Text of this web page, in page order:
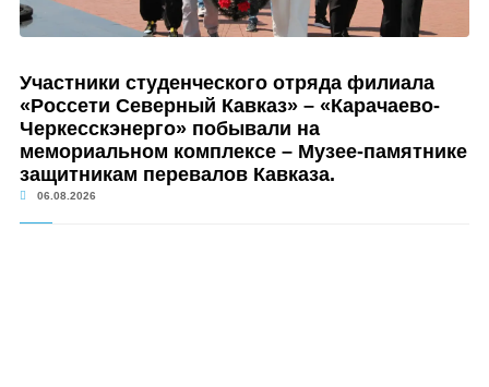
Участники студенческого отряда филиала
«Россети Северный Кавказ» – «Карачаево-
Черкесскэнерго» побывали на
мемориальном комплексе – Музее-памятнике
защитникам перевалов Кавказа.
06.08.2026